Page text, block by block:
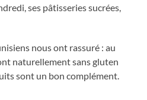
ses pâtisseries sucrées,
nous ont rassuré : au
naturellement sans gluten
sont un bon complément.